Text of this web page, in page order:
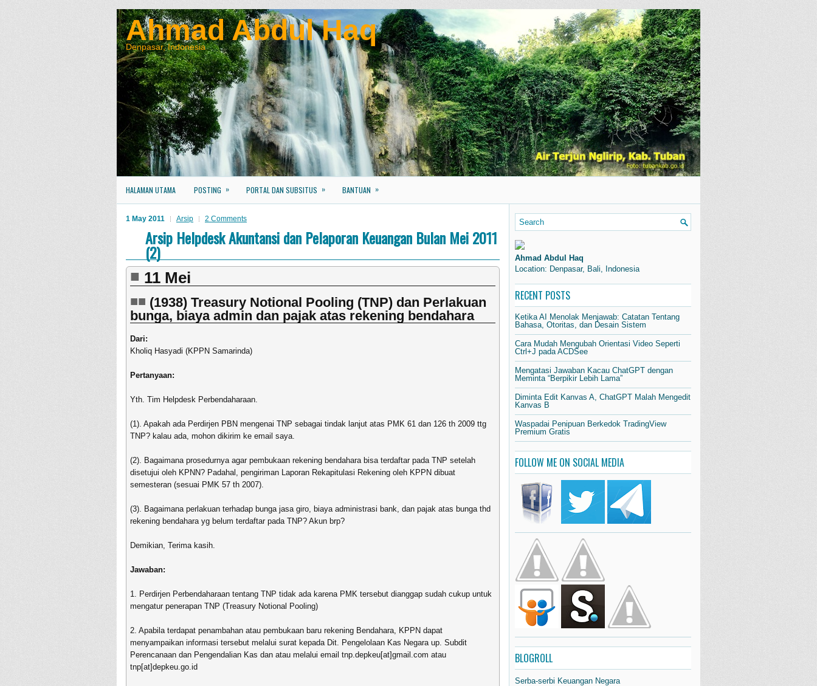
Ahmad Abdul Haq
Denpasar, Indonesia
HALAMAN UTAMA POSTING » PORTAL DAN SUBSITUS » BANTUAN »
1 May 2011 Arsip 2 Comments
Arsip Helpdesk Akuntansi dan Pelaporan Keuangan Bulan Mei 2011
(2)
11 Mei
(1938) Treasury Notional Pooling (TNP) dan Perlakuan
bunga, biaya admin dan pajak atas rekening bendahara
Dari:
Kholiq Hasyadi (KPPN Samarinda)
Pertanyaan:
Yth. Tim Helpdesk Perbendaharaan.
(1). Apakah ada Perdirjen PBN mengenai TNP sebagai tindak lanjut atas PMK 61 dan 126 th 2009 ttg
TNP? kalau ada, mohon dikirim ke email saya.
(2). Bagaimana prosedurnya agar pembukaan rekening bendahara bisa terdaftar pada TNP setelah
disetujui oleh KPNN? Padahal, pengiriman Laporan Rekapitulasi Rekening oleh KPPN dibuat
semesteran (sesuai PMK 57 th 2007).
(3). Bagaimana perlakuan terhadap bunga jasa giro, biaya administrasi bank, dan pajak atas bunga thd
rekening bendahara yg belum terdaftar pada TNP? Akun brp?
Demikian, Terima kasih.
Jawaban:
1. Perdirjen Perbendaharaan tentang TNP tidak ada karena PMK tersebut dianggap sudah cukup untuk
mengatur penerapan TNP (Treasury Notional Pooling)
2. Apabila terdapat penambahan atau pembukaan baru rekening Bendahara, KPPN dapat
menyampaikan informasi tersebut melalui surat kepada Dit. Pengelolaan Kas Negara up. Subdit
Perencanaan dan Pengendalian Kas dan atau melalui email tnp.depkeu[at]gmail.com atau
tnp[at]depkeu.go.id
Ahmad Abdul Haq
Location: Denpasar, Bali, Indonesia
RECENT POSTS
Ketika AI Menolak Menjawab: Catatan Tentang
Bahasa, Otoritas, dan Desain Sistem
Cara Mudah Mengubah Orientasi Video Seperti
Ctrl+J pada ACDSee
Mengatasi Jawaban Kacau ChatGPT dengan
Meminta “Berpikir Lebih Lama”
Diminta Edit Kanvas A, ChatGPT Malah Mengedit
Kanvas B
Waspadai Penipuan Berkedok TradingView
Premium Gratis
FOLLOW ME ON SOCIAL MEDIA
BLOGROLL
Serba-serbi Keuangan Negara